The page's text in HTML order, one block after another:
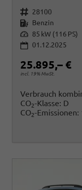
Fahrzeugnr. 28100
Kraftstoff Benzin
Leistung 85 kW (116 PS)
01.12.2025
25.895,– €
incl. 19% MwSt.
Verbrauch
CO2-Klasse: D
CO2-Emissionen: